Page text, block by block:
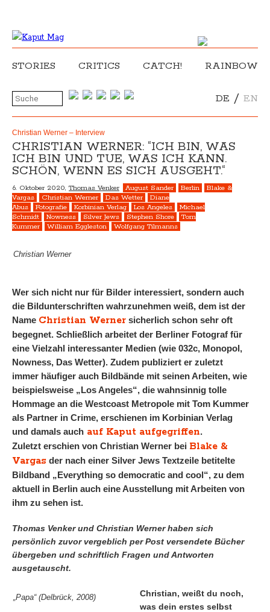
STORIES CRITICS CATCH! RAINBOW
DE / EN
Christian Werner – Interview
CHRISTIAN WERNER: “ICH BIN, WAS
ICH BIN UND TUE, WAS ICH KANN.
SCHÖN, WENN ES SICH AUSGEHT.“
6. Oktober 2020, Thomas Venker August Sander Berlin
Blake &
Vargas
Christian Werner Das Wetter
Diane
Abus
Fotografie Korbinian Verlag Los Angeles
Michael
Schmidt
Nowness Silver Jews Stephen Shore
Tom
Kummer
William Eggleston Wolfgang Tilmanns
Christian Werner
Wer sich nicht nur für Bilder interessiert, sondern auch
die Bildunterschriften wahrzunehmen weiß, dem ist der
Name Christian Werner sicherlich schon sehr oft
begegnet. Schließlich arbeitet der Berliner Fotograf für
eine Vielzahl interessanter Medien (wie 032c, Monopol,
Nowness, Das Wetter). Zudem publiziert er zuletzt
immer häufiger auch Bildbände mit seinen Arbeiten, wie
beispielsweise „Los Angeles“, die wahnsinnig tolle
Hommage an die Westcoast Metropole mit Tom Kummer
als Partner in Crime, erschienen im Korbinian Verlag
und damals auch auf Kaput aufgegriffen.
Zuletzt erschien von Christian Werner bei Blake &
Vargas der nach einer Silver Jews Textzeile betitelte
Bildband „Everything so democratic and cool“, zu dem
aktuell in Berlin auch eine Ausstellung mit Arbeiten von
ihm zu sehen ist.
Thomas Venker und Christian Werner haben sich
persönlich zuvor vergeblich per Post versendete Bücher
übergeben und schriftlich Fragen und Antworten
ausgetauscht.
„Papa“ (Delbrück, 2008)
Christian, weißt du noch,
was dein erstes selbst